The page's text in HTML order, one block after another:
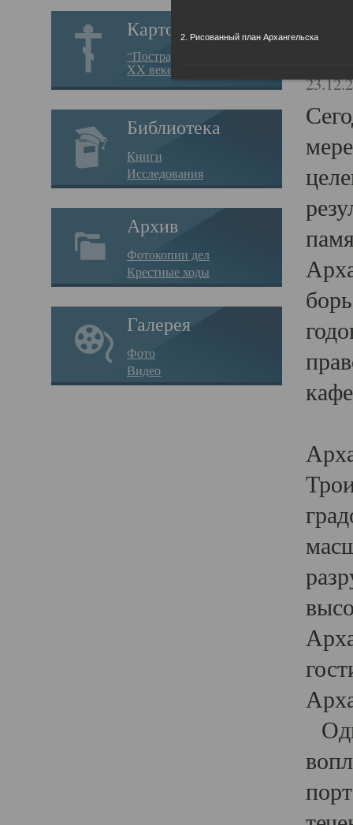
Картотека
“Пострадавшие за веру в
XX веке на Севере”
Библиотека
Книги
Исследования
Архив
Фотокопии дел
Крестные ходы
Галерея
Фото
Видео
2. Рисованный план Архангельска